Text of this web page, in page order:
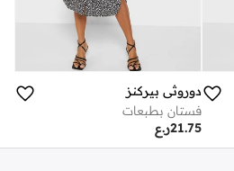
دوروثي بيركنز
فستان بطبعات
ر.ع21.75